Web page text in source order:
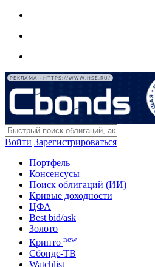
РЕКЛАМА • HTTPS://WWW.HSE.RU/
Войти Зарегистрироваться
Портфель
Консенсусы
Поиск облигаций (ИИ)
Кривые доходности
ЦФА
Best bid/ask
Золото
Крипто new
Сбондс-ТВ
Watchlist